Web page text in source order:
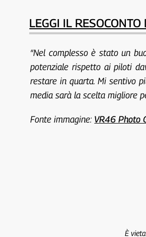
LEGGI IL
“Nel complesso è stato un
potenziale rispetto ai piloti
restare in quarta. Mi sentivo
media sarà la scelta migliore
Fonte immagine: VR46 Photo
È